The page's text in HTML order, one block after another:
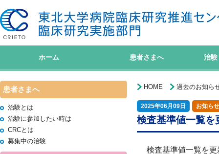
ホーム 患者さまへ 治験
患者さまへ
治験とは
治験に参加したい時は
CRCとは
募集中の治験
HOME 過去のお知ら
2025年06月09日 お知らせ
検査基準値一覧を
検査基準値一覧を